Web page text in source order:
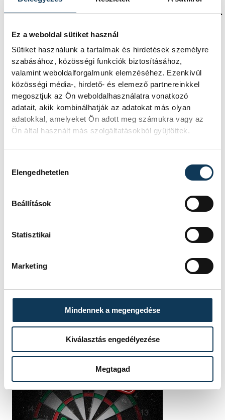
Ez a weboldal sütiket használ
Sütiket használunk a tartalmak és hirdetések személyre
szabásához, közösségi funkciók biztosításához,
valamint weboldalforgalmunk elemzéséhez. Ezenkívül
közösségi média-, hirdető- és elemező partnereinkkel
megosztjuk az Ön weboldalhasználatra vonatkozó
adatait, akik kombinálhatják az adatokat más olyan
adatokkal, amelyeket Ön adott meg számukra vagy az
Ön által használt más szolgáltatásokból gyűjtöttek.
Elengedhetetlen
Beállítások
Statisztikai
Marketing
Mindennek a megengedése
Kiválasztás engedélyezése
Megtagad
Veszprém Légierő-zenekar is közreműködött.
közélet elismerés
díj
Takács Szabolcs
Veszprém Vármegyei Kormányhivatal
biztonság
védelem plakett
Szalai